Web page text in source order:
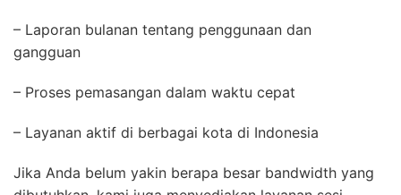
– Laporan bulanan tentang penggunaan dan
gangguan
– Proses pemasangan dalam waktu cepat
– Layanan aktif di berbagai kota di Indonesia
Jika Anda belum yakin berapa besar bandwidth yang